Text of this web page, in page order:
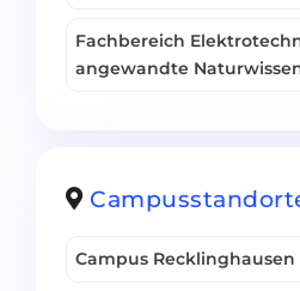
Fachbereich
angewandte
Campus Recklinghausen